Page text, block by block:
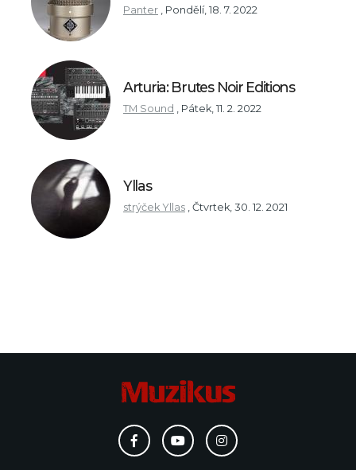
Panter , Pondělí, 18. 7. 2022
Arturia: Brutes Noir Editions
TM Sound , Pátek, 11. 2. 2022
Yllas
strýček Yllas , Čtvrtek, 30. 12. 2021